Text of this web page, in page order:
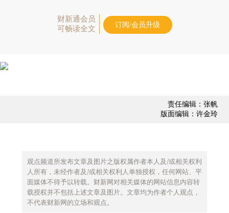
财新通会员
可畅读全文
订阅/会员升级
责任编辑：张帆
版面编辑：许金玲
观点频道所发布文章及图片之版权属作者本人及/或相关权利
人所有，未经作者及/或相关权利人单独授权，任何网站、平
面媒体不得予以转载。财新网对相关媒体的网站信息内容转
载授权并不包括上述文章及图片。文章均为作者个人观点，
不代表财新网的立场和观点。